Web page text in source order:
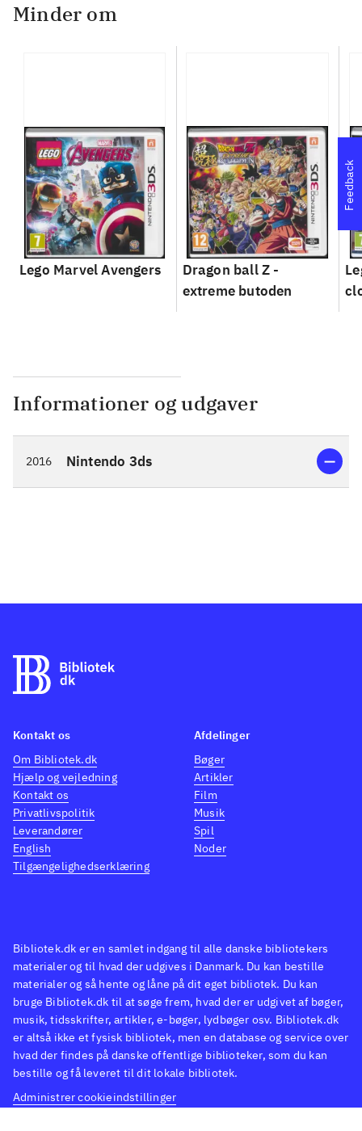
Minder om
Lego Marvel Avengers
Dragon ball Z -
extreme butoden
Informationer og udgaver
2016 Nintendo 3ds
Feedback
Bibliotek.dk er en samlet indgang til alle danske bibliotekers
materialer og til hvad der udgives i Danmark. Du kan bestille
materialer og så hente og låne på dit eget bibliotek. Du kan
bruge Bibliotek.dk til at søge frem, hvad der er udgivet af bøger,
musik, tidsskrifter, artikler, e-bøger, lydbøger osv. Bibliotek.dk
er altså ikke et fysisk bibliotek, men en database og service over
hvad der findes på danske offentlige biblioteker, som du kan
bestille og få leveret til dit lokale bibliotek.
Administrer cookieindstillinger
Kontakt os
Om Bibliotek.dk
Hjælp og vejledning
Kontakt os
Privatlivspolitik
Leverandører
English
Tilgængelighedserklæring
Afdelinger
Bøger
Artikler
Film
Musik
Spil
Noder